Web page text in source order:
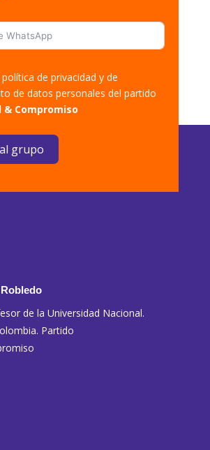
de privacidad y de
de datos personales del partido
& Compromiso
grupo
de la Universidad Nacional.
Partido